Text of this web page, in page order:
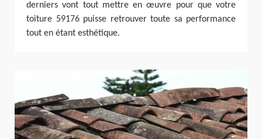
derniers vont tout mettre en œuvre pour que votre
toiture 59176 puisse retrouver toute sa performance
tout en étant esthétique.